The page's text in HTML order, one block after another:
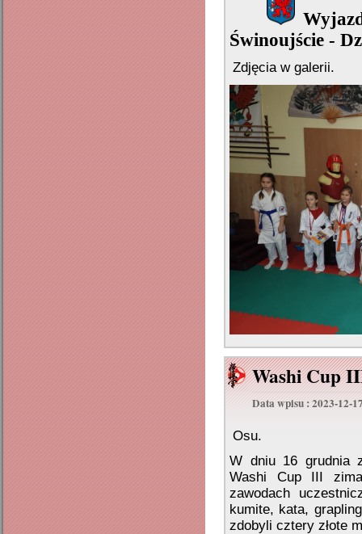
Świnoujście -
Zdjęcia w galerii.
Washi Cup
Data wpisu : 2023-12-
Osu.
W dniu 16 grudnia
Washi Cup III
zawodach
kumite, kata,
zdobyli cztery złote